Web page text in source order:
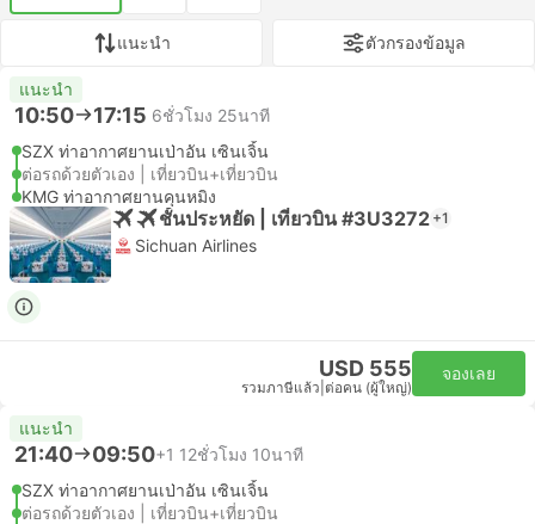
แนะนำ ตัวกรองข้อมูล
แนะนำ
10:50 17:15 6ชั่วโมง 25นาที
SZX ท่าอากาศยานเป่าอัน เซินเจิ้น
ต่อรถด้วยตัวเอง | เที่ยวบิน+เที่ยวบิน
KMG ท่าอากาศยานคุนหมิง
ชั้นประหยัด | เที่ยวบิน #3U3272 +1
Sichuan Airlines
USD 555
รวมภาษีแล้ว ต่อคน (ผู้ใหญ่)
จองเลย
แนะนำ
21:40 09:50+1 12ชั่วโมง 10นาที
SZX ท่าอากาศยานเป่าอัน เซินเจิ้น
ต่อรถด้วยตัวเอง | เที่ยวบิน+เที่ยวบิน